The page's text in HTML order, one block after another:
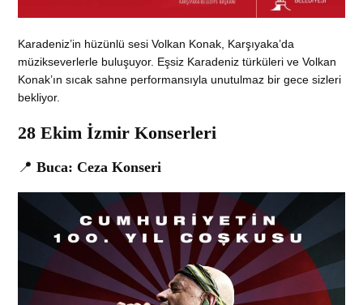
Karadeniz’in hüzünlü sesi Volkan Konak, Karşıyaka’da
müzikseverlerle buluşuyor. Eşsiz Karadeniz türküleri ve Volkan
Konak’ın sıcak sahne performansıyla unutulmaz bir gece sizleri
bekliyor.
28 Ekim İzmir Konserleri
📍Buca: Ceza Konseri